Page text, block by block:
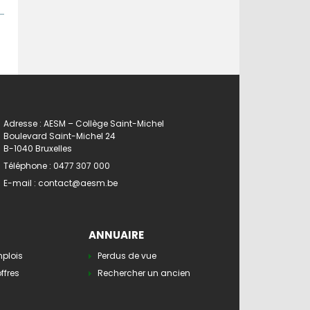
Adresse : AESM – Collège Saint-Michel
Boulevard Saint-Michel 24
B-1040 Bruxelles
Téléphone : 0477 307 000
E-mail : contact@aesm.be
ANNUAIRE
Perdus de vue
Rechercher un ancien